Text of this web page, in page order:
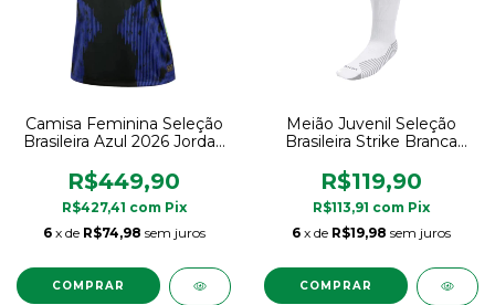
Camisa Feminina Seleção
Brasileira Azul 2026 Jordan
R$449,90
R$427,41 com Pix
6 x de R$74,98 sem juros
COMPRAR
Meião Juvenil Seleção
Brasileira Strike Branca
R$119,90
R$113,91 com Pix
6 x de R$19,98 sem juros
COMPRAR